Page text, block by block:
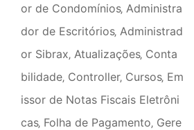
or de Condomínios‚ Administra
dor de Escritórios‚ Administrad
or Sibrax‚ Atualizações‚ Conta
bilidade‚ Controller‚ Cursos‚ Em
issor de Notas Fiscais Eletrôni
cas‚ Folha de Pagamento‚ Gere